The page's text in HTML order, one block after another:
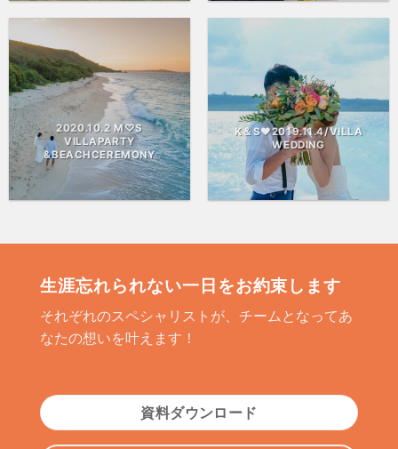
2020.10.2 M♡S
VILLAPARTY
&BEACHCEREMONY
K＆S♥2019.11.4/VILLA
WEDDING
生涯忘れられない一日をお約束します
それぞれのスペシャリストが、チームとなってあ
なたの想いを叶えます！
資料ダウンロード